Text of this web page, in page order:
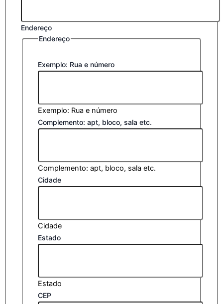
Endereço
Endereço
Exemplo: Rua e número
Exemplo: Rua e número
Complemento: apt, bloco, sala etc.
Complemento: apt, bloco, sala etc.
Cidade
Cidade
Estado
Estado
CEP